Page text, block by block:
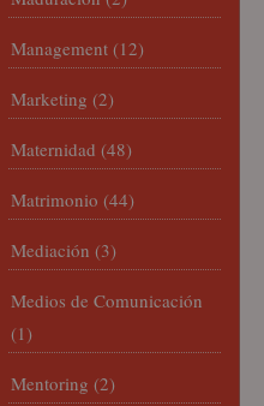
Management (12)
Marketing (2)
Maternidad (48)
Matrimonio (44)
Mediación (3)
Medios de Comunicación
(1)
Mentoring (2)